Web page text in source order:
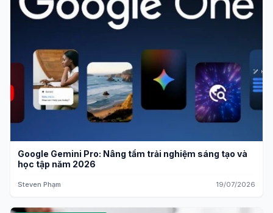
Google Gemini Pro: Nâng tầm trải nghiệm sáng tạo và
học tập năm 2026
Steven Phạm 19/07/2026